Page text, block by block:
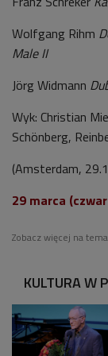
Wolfgang Rihm
Male II
Jörg Widmann
Wyk: Christian
Schönberg,
29 marca
Zobacz więcej na
KULTURA W